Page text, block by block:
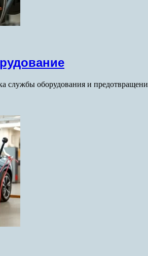
службы оборудования и